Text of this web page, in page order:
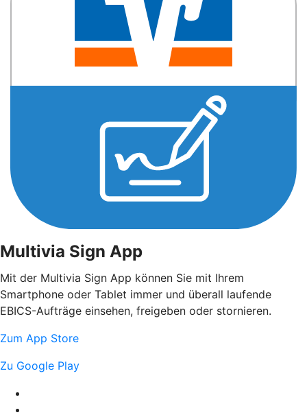
Multivia Sign App
Mit der Multivia Sign App können Sie mit Ihrem
Smartphone oder Tablet immer und überall laufende
EBICS-Aufträge einsehen, freigeben oder stornieren.
Zum App Store
Zu Google Play